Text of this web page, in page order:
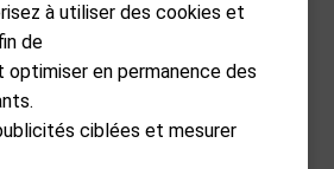
en bas
à utiliser des cookies et
de
optimiser en permanence des
ciblées et mesurer